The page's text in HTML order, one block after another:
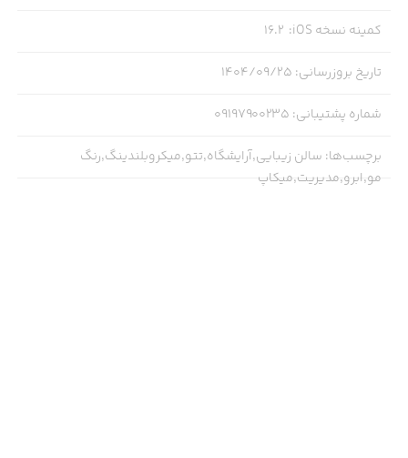
**همین حالا نصب کنید و تفاوت را ببینید!** 💖
کمینه نسخه iOS :
16.2
تاریخ بروزرسانی: ۱۴۰۴/۰۹/۲۵
شماره پشتیبانی:
09197900235
برچسب‌ها: سالن زیبایی,آرایشگاه,تتو,میکروبلندینگ,رنگ
مو,ابرو,مدیریت,میکاپ